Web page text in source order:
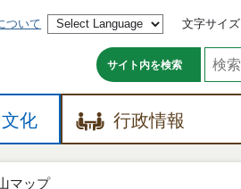
ついて 文字サイズ
サイト内を検索
文化 行政情報
マップ